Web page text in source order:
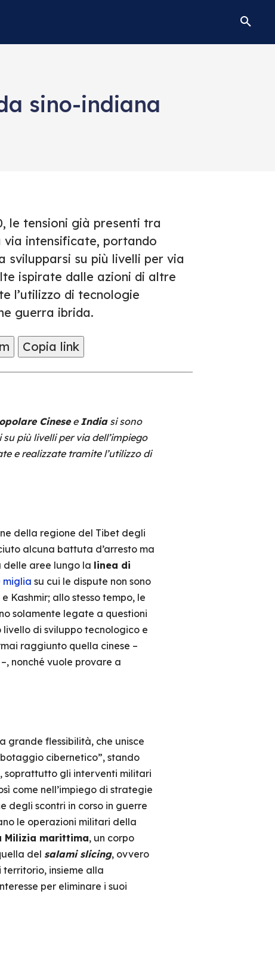
sino-indiana
le tensioni già presenti tra
via intensificate, portando
svilupparsi su più livelli per via
ispirate dalle azioni di altre
l’utilizzo di tecnologie
guerra ibrida.
Copia link
Cinesee Indiasi sono
più livelli per via dell’impiego
e realizzate tramite l’utilizzo di
della regione del Tibet degli
alcuna battuta d’arresto ma
delle aree lungo la linea di
miglia su cui le dispute non sono
Kashmir; allo stesso tempo, le
solamente legate a questioni
di sviluppo tecnologico e
raggiunto quella cinese –
nonché vuole provare a
grande flessibilità, che unisce
cibernetico”, stando
soprattutto gli interventi militari
come nell’impiego di strategie
degli scontri in corso in guerre
le operazioni militari della
Milizia marittima, un corpo
del salami slicing, ovvero
insieme alla
per eliminare i suoi